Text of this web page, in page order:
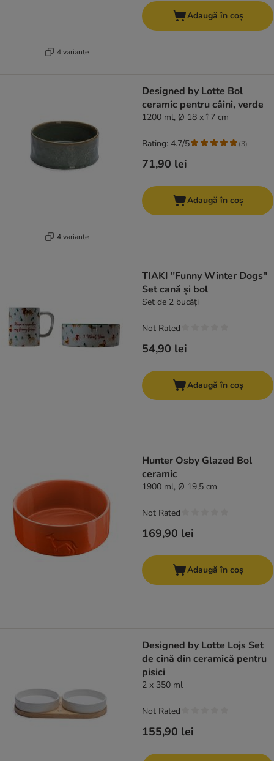
4 variante
Adaugă în coș
4 variante
Designed by Lotte Bol
ceramic pentru câini, verde
1200 ml, Ø 18 x î 7 cm
71,90 lei
Rating: 4.7/5 (3)
Adaugă în coș
TIAKI "Funny Winter Dogs"
Set cană și bol
Set de 2 bucăți
54,90 lei
Not Rated
Adaugă în coș
Hunter Osby Glazed Bol
ceramic
1900 ml, Ø 19,5 cm
169,90 lei
Not Rated
Adaugă în coș
Designed by Lotte Lojs Set
de cină din ceramică pentru
pisici
2 x 350 ml
155,90 lei
Not Rated